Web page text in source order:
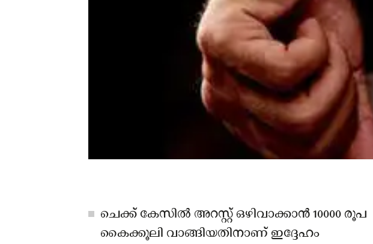
ചെക്ക് കേസിൽ അറസ്റ്റ് ഒഴിവാക്കാൻ 10000 രൂപ
കൈക്കൂലി വാങ്ങിയതിനാണ് ഇദ്ദേഹം